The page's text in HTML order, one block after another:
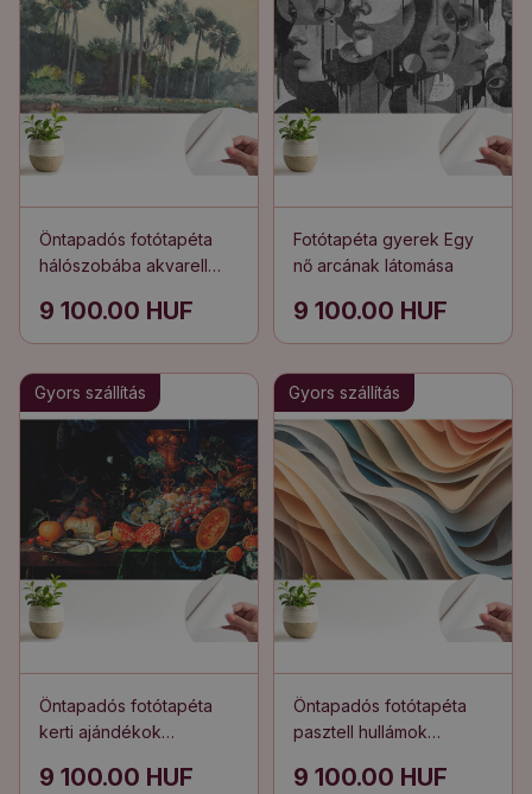
Öntapadós fotótapéta
hálószobába akvarell
9 100.00 HUF
Fotótapéta gyerek Egy
nő arcának látomása
9 100.00 HUF
Gyors szállítás
Öntapadós fotótapéta
kerti ajándékok
9 100.00 HUF
Gyors szállítás
Öntapadós fotótapéta
pasztell hullámok
9 100.00 HUF